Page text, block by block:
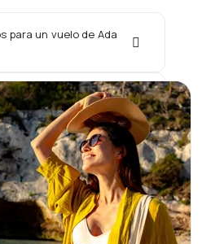
para un vuelo de Ada
de Ada Air?